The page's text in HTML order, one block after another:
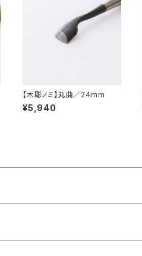
【木彫ノミ】丸曲／24mm
¥5,940